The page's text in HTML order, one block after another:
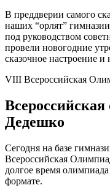
В преддверии самого
наших “орлят”
под руководством
провели новогодние
сказочное настроение
VIII Всероссийская
Дедешко
Сегодня на базе
Всероссийская
долгое время
формате.